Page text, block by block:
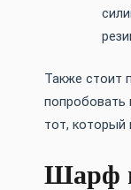
Также стоит
попробовать
тот, который
Шарф